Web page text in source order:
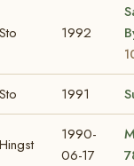
Sto 1992
Sto 1991
Hingst
1990-
06-17